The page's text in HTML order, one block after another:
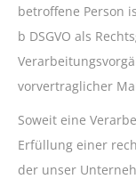
betroffene Person
b DSGVO als
vorvertraglicher
Soweit eine
Erfüllung einer
der unser